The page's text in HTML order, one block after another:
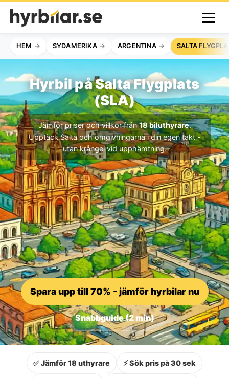
HEM SYDAMERIKA ARGENTINA SALTA
Hyrbil på Salta Flygplats
(SLA)
Jämför priser och villkor från18 biluthyrare.
Upptäck Salta och omgivningarna i din egen takt -
utan krångel vid upphämtning.
Spara upp till 70% - jämför hyrbilar nu
Snabbguide (2 min)
✅ Jämför 18 uthyrare ⚡ Sök pris på 30 sek